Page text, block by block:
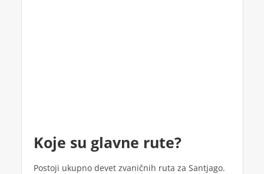
Koje su glavne rute?
Postoji ukupno devet zvaničnih ruta za Santjago.